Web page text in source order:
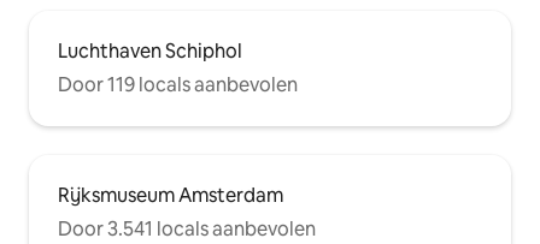
Luchthaven Schiphol
Door 119 locals aanbevolen
Rijksmuseum Amsterdam
Door 3.541 locals aanbevolen